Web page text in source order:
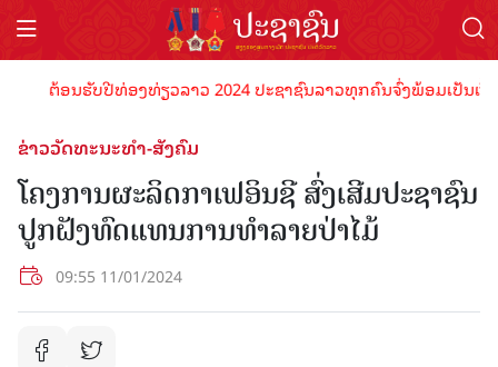
ຕ້ອນຮັບປີທ່ອງທ່ຽວລາວ 2024 ປະຊາຊົນລາວທຸກຄົນຈົ່ງພ້ອມເປັນເຈົ້
ຂ່າວວັດທະນະທຳ-ສັງຄົມ
ໂຄງການຜະລິດກາເຟອິນຊີ ສົ່ງເສີມປະຊາຊົນ
ປູກຝັງທົດແທນການທໍາລາຍປ່າໄມ້
09:55 11/01/2024